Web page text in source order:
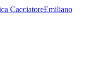
CacciatoreEmiliano